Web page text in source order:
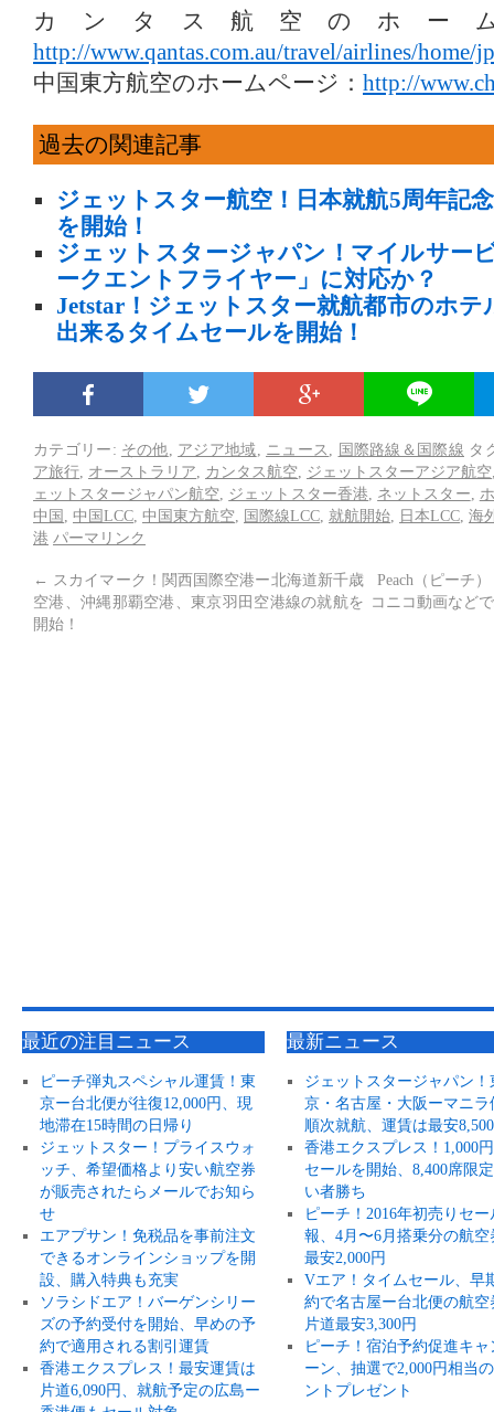
カンタス航空のホー
http://www.qantas.com.au/travel/airlines/home/
中国東方航空のホームページ： http://
過去の関連記事
ジェットスター航空！日本就航5周年記
を開始！
ジェットスタージャパン！マイルサー
ークエントフライヤー」に対応か？
Jetstar！ジェットスター就航都市のホテ
出来るタイムセールを開始！
カテゴリー: その他 アジア地域 ニュース 国際路線＆国際線 タ
ア旅行 オーストラリア カンタス航空 ジェットスターアジア航空
ェットスタージャパン航空
ジェットスター香港 ネットスター
中国
中国LCC 中国東方航空 国際線LCC 就航開始 日本LCC 海
港 パーマリンク
← スカイマーク！関西国際空港ー北海道新千歳
空港、沖縄那覇空港、東京羽田空港線の就航を
開始！
Peach（ピーチ
コニコ動画など
最近の注目ニュース
ピーチ弾丸スペシャル運賃！東
京ー台北便が往復12,000円、現
地滞在15時間の日帰り
ジェットスター！プライスウォ
ッチ、希望価格より安い航空券
が販売されたらメールでお知ら
せ
エアプサン！免税品を事前注文
できるオンラインショップを開
設、購入特典も充実
ソラシドエア！バーゲンシリー
ズの予約受付を開始、早めの予
約で適用される割引運賃
香港エクスプレス！最安運賃は
片道6,090円、就航予定の広島ー
最新ニュース
ジェットスタージャパン！
京・名古屋・大阪ーマニラ
順次就航、運賃は最安
香港エクスプレス！1,000
セールを開始、8,400席限
い者勝ち
ピーチ！2016年初売りセー
報、4月〜6月搭乗分の航空
最安2,000円
Vエア！タイムセール、早
約で名古屋ー台北便の航空
片道最安3,300円
ピーチ！宿泊予約促進キャ
ーン、抽選で2,000円相当
ントプレゼント